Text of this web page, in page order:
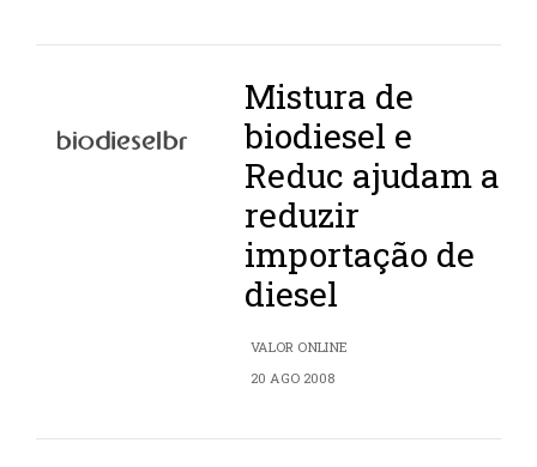
Mistura de
biodiesel e
Reduc ajudam a
reduzir
importação de
diesel
VALOR ONLINE
20 AGO 2008